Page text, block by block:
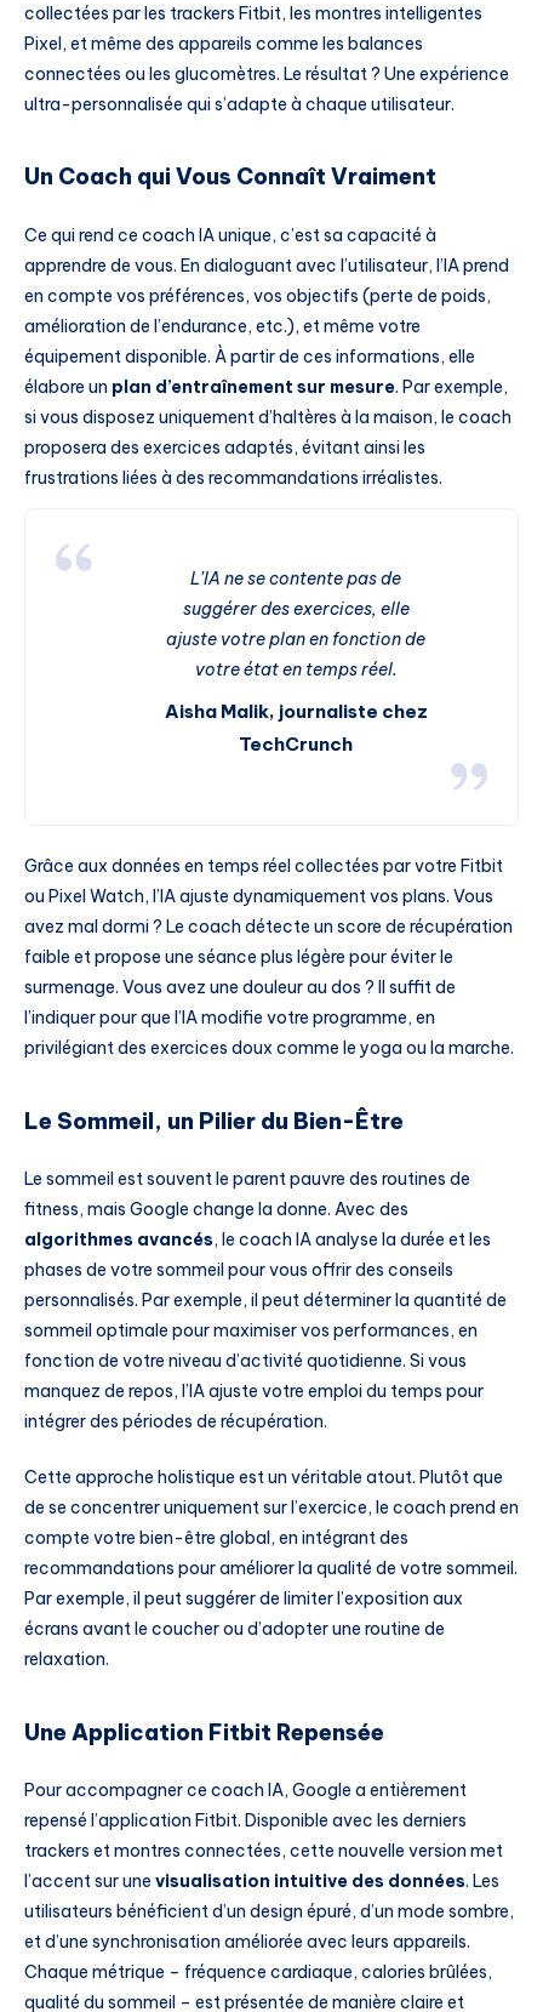
collectées par les trackers Fitbit, les montres intelligentes
Pixel, et même des appareils comme les balances
connectées ou les glucomètres. Le résultat ? Une expérience
ultra-personnalisée qui s’adapte à chaque utilisateur.
Un Coach qui Vous Connaît Vraiment
Ce qui rend ce coach IA unique, c’est sa capacité à
apprendre de vous. En dialoguant avec l’utilisateur, l’IA prend
en compte vos préférences, vos objectifs (perte de poids,
amélioration de l’endurance, etc.), et même votre
équipement disponible. À partir de ces informations, elle
élabore un plan d’entraînement sur mesure. Par exemple,
si vous disposez uniquement d’haltères à la maison, le coach
proposera des exercices adaptés, évitant ainsi les
frustrations liées à des recommandations irréalistes.
L’IA ne se contente pas de
suggérer des exercices, elle
ajuste votre plan en fonction de
votre état en temps réel.
Aisha Malik, journaliste chez
TechCrunch
Grâce aux données en temps réel collectées par votre Fitbit
ou Pixel Watch, l’IA ajuste dynamiquement vos plans. Vous
avez mal dormi ? Le coach détecte un score de récupération
faible et propose une séance plus légère pour éviter le
surmenage. Vous avez une douleur au dos ? Il suffit de
l’indiquer pour que l’IA modifie votre programme, en
privilégiant des exercices doux comme le yoga ou la marche.
Le Sommeil, un Pilier du Bien-Être
Le sommeil est souvent le parent pauvre des routines de
fitness, mais Google change la donne. Avec des
algorithmes avancés, le coach IA analyse la durée et les
phases de votre sommeil pour vous offrir des conseils
personnalisés. Par exemple, il peut déterminer la quantité de
sommeil optimale pour maximiser vos performances, en
fonction de votre niveau d’activité quotidienne. Si vous
manquez de repos, l’IA ajuste votre emploi du temps pour
intégrer des périodes de récupération.
Cette approche holistique est un véritable atout. Plutôt que
de se concentrer uniquement sur l’exercice, le coach prend en
compte votre bien-être global, en intégrant des
recommandations pour améliorer la qualité de votre sommeil.
Par exemple, il peut suggérer de limiter l’exposition aux
écrans avant le coucher ou d’adopter une routine de
relaxation.
Une Application Fitbit Repensée
Pour accompagner ce coach IA, Google a entièrement
repensé l’application Fitbit. Disponible avec les derniers
trackers et montres connectées, cette nouvelle version met
l’accent sur une visualisation intuitive des données. Les
utilisateurs bénéficient d’un design épuré, d’un mode sombre,
et d’une synchronisation améliorée avec leurs appareils.
Chaque métrique – fréquence cardiaque, calories brûlées,
qualité du sommeil – est présentée de manière claire et